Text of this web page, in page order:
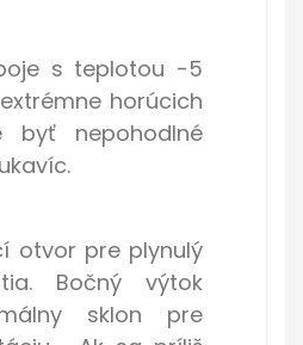
s teplotou -5
horúcich
byť nepohodlné
otvor pre plynulý
Bočný výtok
sklon pre